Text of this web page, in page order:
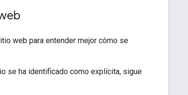
web para entender mejor cómo se
se ha identificado como explícita, sigue